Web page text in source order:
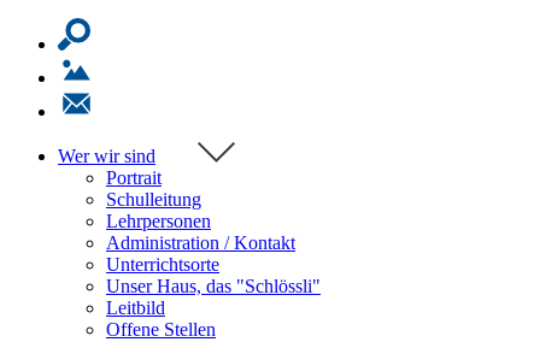
Wer wir sind
Portrait
Schulleitung
Lehrpersonen
Administration / Kontakt
Unterrichtsorte
Unser Haus, das "Schlössli"
Leitbild
Offene Stellen